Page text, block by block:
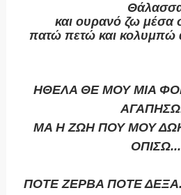
και ουρανό ζω μέσα
πατώ πετώ και κολυμπώ
ΗΘΕΛΑ ΘΕ ΜΟΥ ΜΙΑ
ΜΑ Η ΖΩΗ ΠΟΥ ΜΟΥ
ΟΠΙΣΩ...
ΠΟΤΕ ΖΕΡΒΑ ΠΟΤΕ